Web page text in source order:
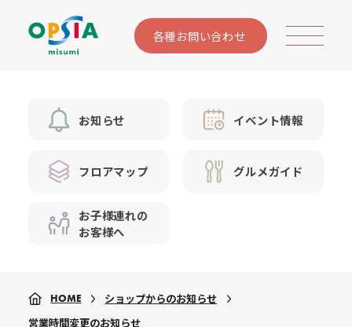
各種お問い合わせ
お知らせ イベント情報
フロアマップ グルメガイド
お子様連れの
お客様へ
HOME
ショップからのお知らせ
営業時間変更のお知らせ